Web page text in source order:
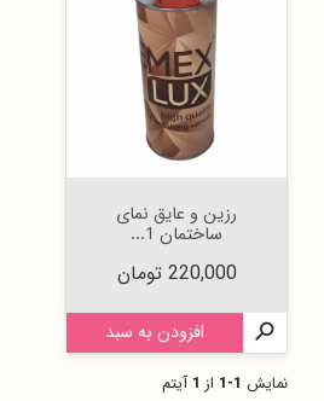
رزین و عایق نمای
ساختمان 1...
قیمت
220,000 تومان
 افزودن به سبد
نمایش 1-1 از 1 آیتم